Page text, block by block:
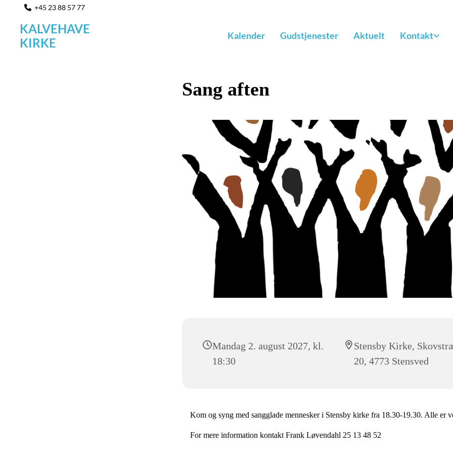
 +45 23 88 57 77
KALVEHAVE
KIRKE
Kalender Gudstjenester Aktuelt Kontakt
Sang aften
Mandag 2. august 2027, kl.
18:30
Stensby Kirke,
20, 4773 Stensved
Kom og syng med sangglade mennesker i Stensby kirke fra 18.30-19.30. Alle er
For mere information kontakt Frank Løvendahl 25 13 48 52